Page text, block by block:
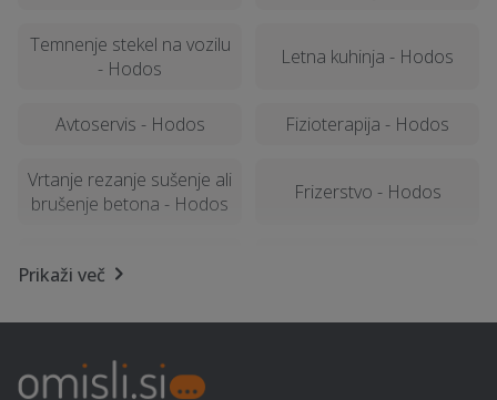
Temnenje stekel na vozilu
- Hodos
Letna kuhinja - Hodos
Avtoservis - Hodos Fizioterapija - Hodos
Vrtanje rezanje sušenje ali
brušenje betona - Hodos
Frizerstvo - Hodos
Geomehanika - Hodos
pralnica - Hodos
Prikaži več